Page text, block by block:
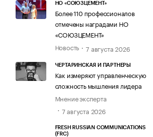
НО «СОЮЗЦЕМЕНТ»
Более 110 профессионалов
отмечены наградами НО
«СОЮЗЦЕМЕНТ»
Новость
7 августа 2026
ЧЕРТАРИНСКАЯ И ПАРТНЕРЫ
Как измеряют управленческую
сложность мышления лидера
Мнение эксперта
7 августа 2026
FRESH RUSSIAN COMMUNICATIONS
(FRC)